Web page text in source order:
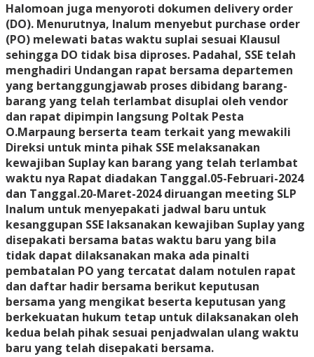
Halomoan juga menyoroti dokumen delivery order
(DO). Menurutnya, Inalum menyebut purchase order
(PO) melewati batas waktu suplai sesuai Klausul
sehingga DO tidak bisa diproses. Padahal, SSE telah
menghadiri Undangan rapat bersama departemen
yang bertanggungjawab proses dibidang barang-
barang yang telah terlambat disuplai oleh vendor
dan rapat dipimpin langsung Poltak Pesta
O.Marpaung berserta team terkait yang mewakili
Direksi untuk minta pihak SSE melaksanakan
kewajiban Suplay kan barang yang telah terlambat
waktu nya Rapat diadakan Tanggal.05-Februari-2024
dan Tanggal.20-Maret-2024 diruangan meeting SLP
Inalum untuk menyepakati jadwal baru untuk
kesanggupan SSE laksanakan kewajiban Suplay yang
disepakati bersama batas waktu baru yang bila
tidak dapat dilaksanakan maka ada pinalti
pembatalan PO yang tercatat dalam notulen rapat
dan daftar hadir bersama berikut keputusan
bersama yang mengikat beserta keputusan yang
berkekuatan hukum tetap untuk dilaksanakan oleh
kedua belah pihak sesuai penjadwalan ulang waktu
baru yang telah disepakati bersama.